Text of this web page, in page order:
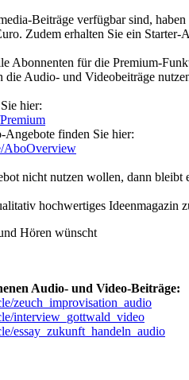
Beiträge verfügbar sind,
Zudem erhalten Sie ein
Abonnenten für die Premium-
die Audio- und Videobeiträge
hier:
finden Sie hier:
AboOverview
nicht nutzen wollen, dann
hochwertiges
Hören wünscht
Audio- und Video-Beiträge:
zeuch_improvisation_audio
interview_gottwald_video
essay_zukunft_handeln_audio